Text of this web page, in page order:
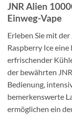
JNR Alien
Einweg-Vape
Erleben Sie mit
Raspberry Ice
erfrischender
der bewährten
Bedienung,
bemerkenswerte
ermöglichen ein